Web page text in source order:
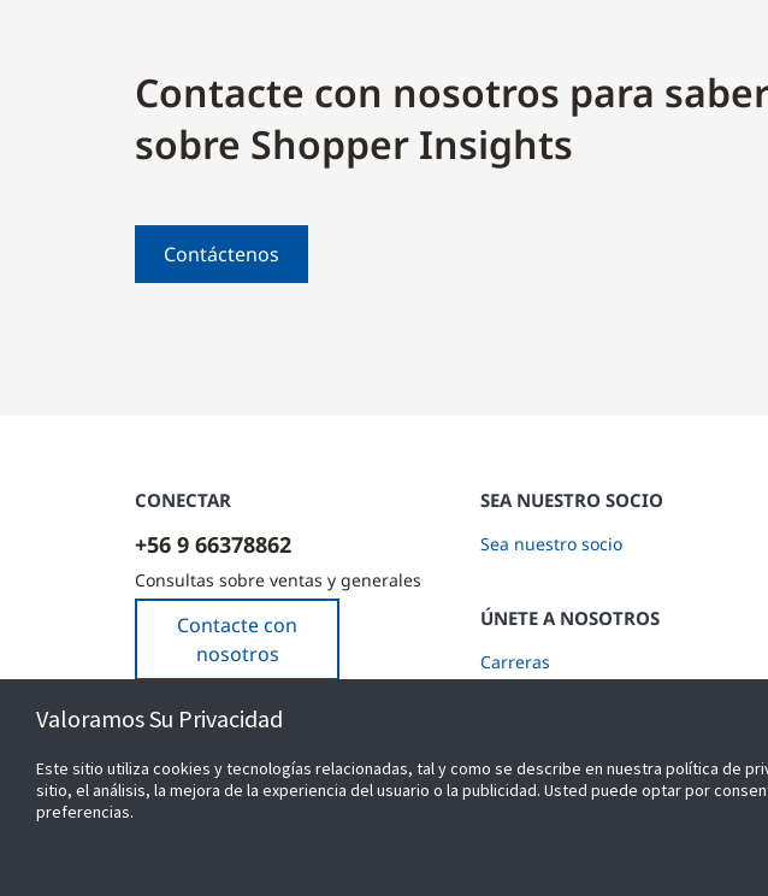
Contacte con nosotros para
sobre Shopper Insights
Contáctenos
CONECTAR
+56 9 66378862
Consultas sobre ventas y generales
Contacte con
nosotros
SEA NUESTRO SOCIO
Sea nuestro socio
ÚNETE A NOSOTROS
Carreras
Valoramos Su Privacidad
Este sitio utiliza cookies y tecnologías relacionadas, tal y como se describe en nuestra política de
sitio, el análisis, la mejora de la experiencia del usuario o la publicidad. Usted puede optar por
preferencias.